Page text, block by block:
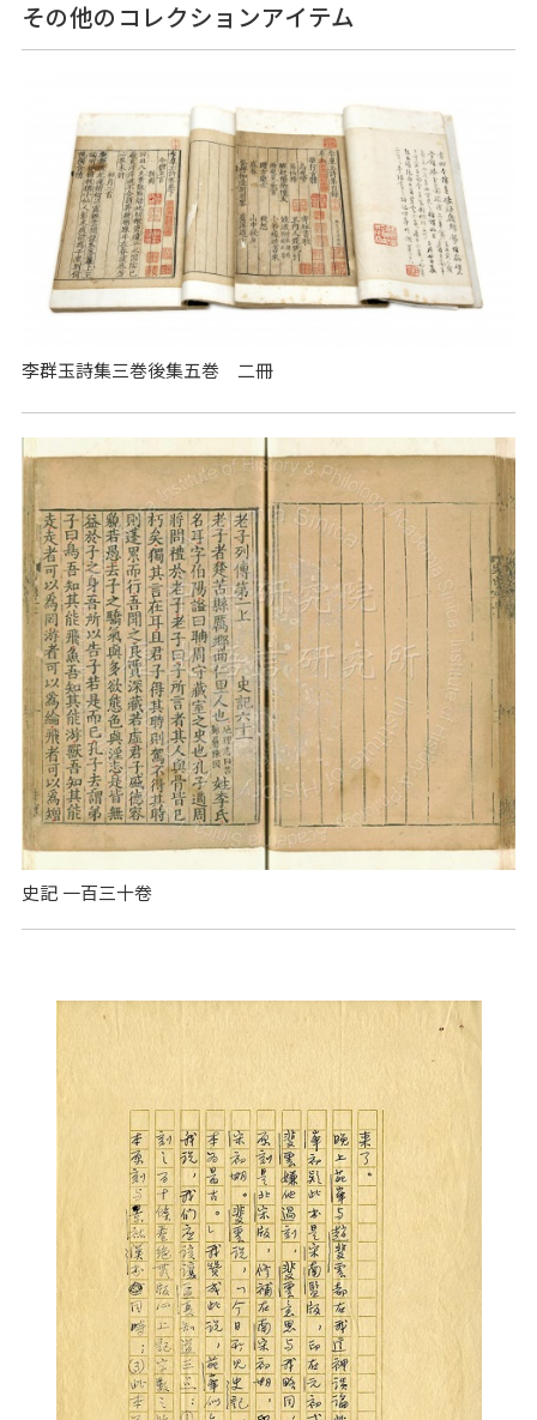
その他のコレクションアイテム
李群玉詩集三巻後集五巻 二冊
史記 一百三十卷